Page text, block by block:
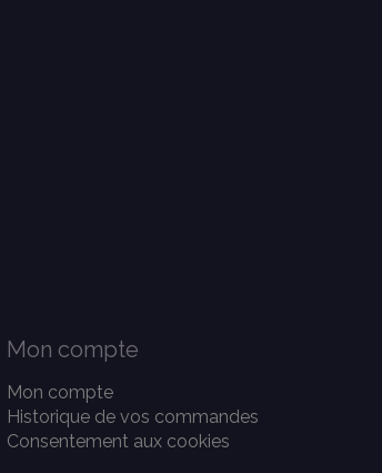
Mon compte
Mon compte
Historique de vos commandes
Consentement aux cookies